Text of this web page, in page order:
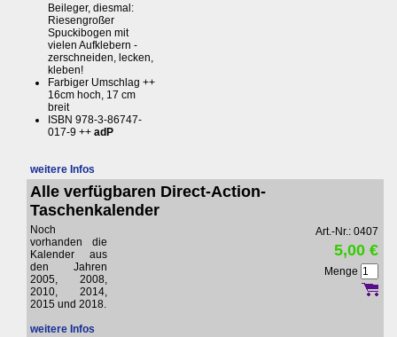
Beileger, diesmal:
Riesengroßer
Spuckibogen mit
vielen Aufklebern -
zerschneiden, lecken,
kleben!
Farbiger Umschlag ++
16cm hoch, 17 cm
breit
ISBN 978-3-86747-
017-9 ++ adP
weitere Infos
Alle verfügbaren Direct-Action-
Taschenkalender
Noch
vorhanden die
Kalender aus
den Jahren
2005, 2008,
2010, 2014,
2015 und 2018.
weitere Infos
Art.-Nr.: 0407
5,00 €
Menge